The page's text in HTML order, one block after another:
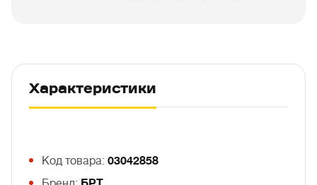
Характеристики
Код товара: 03042858